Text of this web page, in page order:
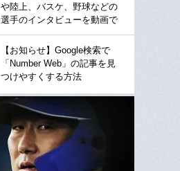
や陸上、バスケ、野球などの
選手のインタビューを動画で
【お知らせ】Google検索で
「Number Web」の記事を見
つけやすくする方法